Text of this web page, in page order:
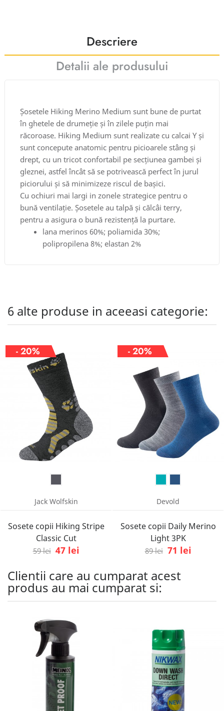
Descriere
Detalii ale produsului
Șosetele Hiking Merino Medium sunt bune de purtat
în ghetele de drumeție și în zilele puțin mai
răcoroase. Hiking Medium sunt realizate cu calcai Y și
sunt concepute anatomic pentru picioarele stâng și
drept, cu un tricot confortabil pe secțiunea gambei și
gleznei, astfel încât să se potrivească perfect în jurul
piciorului și să minimizeze riscul de bașici.
Cu ochiuri mai largi in zonele strategice pentru o
bună ventilație. Șosetele au talpă și călcâi terry,
pentru a asigura o bună rezistență la purtare.
lana merinos 60%; poliamida 30%;
polipropilena 8%; elastan 2%
6 alte produse in aceeasi categorie:
- 20%
Jack Wolfskin
Sosete copii Hiking Stripe
Classic Cut
59 lei 47 lei
- 20%
Devold
Sosete copii Daily Merino
Light 3PK
89 lei 71 lei
Clientii care au cumparat acest
produs au mai cumparat si: